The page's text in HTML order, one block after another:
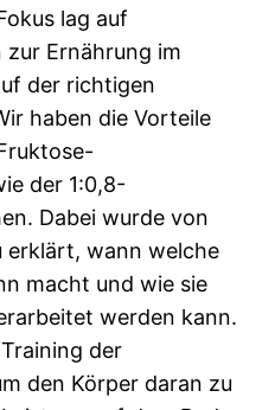
lag auf
Ernährung im
der richtigen
haben die Vorteile
der 1:0,8-
Dabei wurde von
erklärt, wann welche
macht und wie sie
werden kann.
der
den Körper daran zu